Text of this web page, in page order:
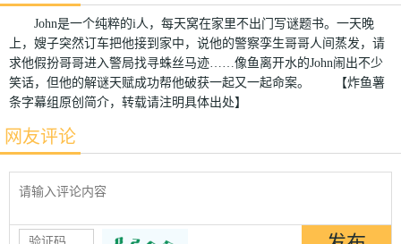
John是一个纯粹的i人，每天窝在家里不出门写谜题书。一天晚
上，嫂子突然订车把他接到家中，说他的警察孪生哥哥人间蒸发，请
求他假扮哥哥进入警局找寻蛛丝马迹……像鱼离开水的John闹出不少
笑话，但他的解谜天赋成功帮他破获一起又一起命案。 【炸鱼薯
条字幕组原创简介，转载请注明具体出处】
网友评论